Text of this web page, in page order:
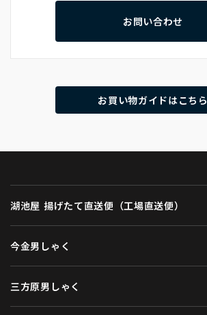
お問い合わせ
お買い物ガイドはこちら
湖池屋 揚げたて直送便（工場直送便）
今金男しゃく
三方原男しゃく